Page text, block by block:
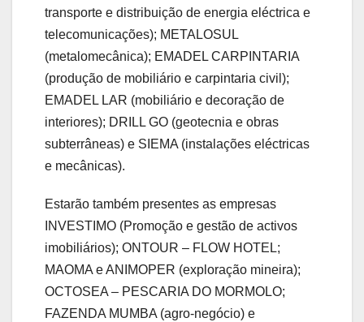
transporte e distribuição de energia eléctrica e
telecomunicações); METALOSUL
(metalomecânica); EMADEL CARPINTARIA
(produção de mobiliário e carpintaria civil);
EMADEL LAR (mobiliário e decoração de
interiores); DRILL GO (geotecnia e obras
subterrâneas) e SIEMA (instalações eléctricas
e mecânicas).
Estarão também presentes as empresas
INVESTIMO (Promoção e gestão de activos
imobiliários); ONTOUR – FLOW HOTEL;
MAOMA e ANIMOPER (exploração mineira);
OCTOSEA – PESCARIA DO MORMOLO;
FAZENDA MUMBA (agro-negócio) e